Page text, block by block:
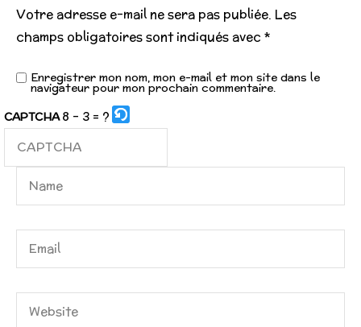
Votre adresse e-mail ne sera pas publiée. Les
champs obligatoires sont indiqués avec *
Enregistrer mon nom, mon e-mail et mon site dans le
navigateur pour mon prochain commentaire.
CAPTCHA 8 - 3 = ?